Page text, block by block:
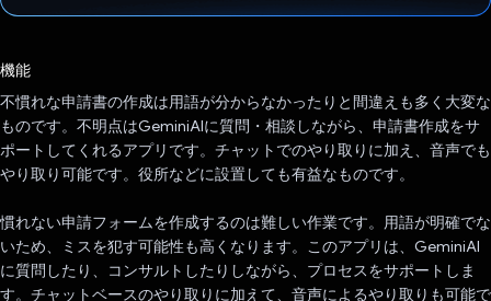
機能
不慣れな申請書の作成は用語が分からなかったりと間違えも多く大変な
ものです。不明点はGeminiAIに質問・相談しながら、申請書作成をサ
ポートしてくれるアプリです。チャットでのやり取りに加え、音声でも
やり取り可能です。役所などに設置しても有益なものです。
慣れない申請フォームを作成するのは難しい作業です。用語が明確でな
いため、ミスを犯す可能性も高くなります。このアプリは、GeminiAI
に質問したり、コンサルトしたりしながら、プロセスをサポートしま
す。チャットベースのやり取りに加えて、音声によるやり取りも可能で